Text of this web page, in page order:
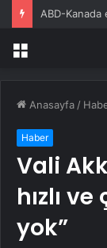
Menü
Anasayfa /
Haber
Vali
hızlı
yok”